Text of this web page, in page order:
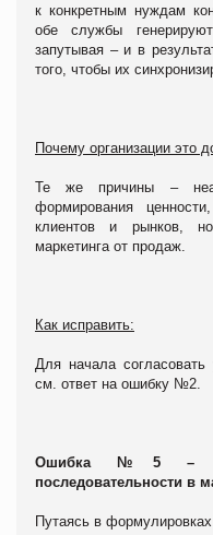
к конкретным нуждам
обе службы
запутывая – и в
того, чтобы их
Почему организации это
Те же причины –
формирования
клиентов и рынков,
маркетинга от продаж.
Как исправить:
Для начала
см. ответ на ошибку №2.
Ошибка №5 –
последовательности в
Путаясь в